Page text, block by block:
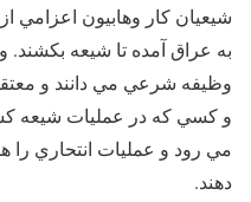
شيعيان کار وهابيون
به عراق آمده تا شيعه
وظيفه شرعي مي دانند و
و کسي که در عمليات شيعه
مي رود و عمليات انتحاري
دهند.